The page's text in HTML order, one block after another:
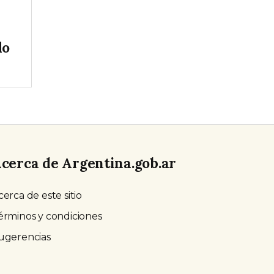
de Argentina.gob.ar
de este sitio
y condiciones